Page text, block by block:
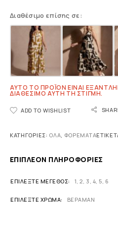
Διαθέσιμο επίσης σε:
ΑΥΤΌ ΤΟ ΠΡΟΪΌΝ ΕΊΝΑΙ
ΔΙΑΘΈΣΙΜΟ ΑΥΤΉ ΤΗ ΣΤΙΓΜΉ.
ADD TO WISHLIST
ΚΑΤΗΓΟΡΊΕΣ: ΟΛΑ, ΦΟΡΈΜΑΤΑ
ΕΠΙΠΛΈΟΝ ΠΛΗΡΟΦΟΡΊΕΣ
ΕΠΙΛΈΞΤΕ ΜΈΓΕΘΟΣ 1,2, 3 , 4,5, 6
ΕΠΙΛΈΞΤΕ ΧΡΏΜΑ ΒΕΡΑΜΑΝ